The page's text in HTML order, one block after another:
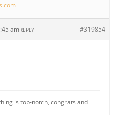
am #319854
REPLY
is top-notch, congrats and